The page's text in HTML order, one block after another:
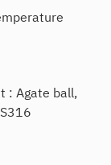
: Agate ball,